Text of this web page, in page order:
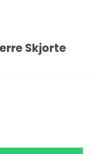
Skjorte